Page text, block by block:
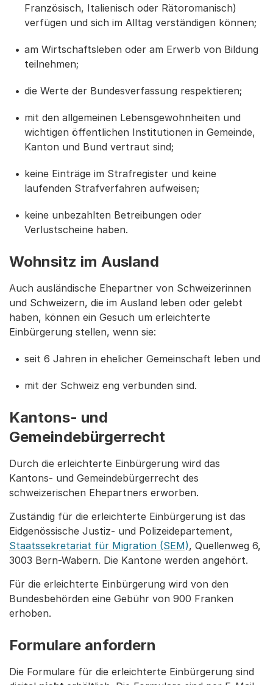
Französisch, Italienisch oder Rätoromanisch)
verfügen und sich im Alltag verständigen können;
am Wirtschaftsleben oder am Erwerb von Bildung
teilnehmen;
die Werte der Bundesverfassung respektieren;
mit den allgemeinen Lebensgewohnheiten und
wichtigen öffentlichen Institutionen in Gemeinde,
Kanton und Bund vertraut sind;
keine Einträge im Strafregister und keine
laufenden Strafverfahren aufweisen;
keine unbezahlten Betreibungen oder
Verlustscheine haben.
Wohnsitz im Ausland
Auch ausländische Ehepartner von Schweizerinnen
und Schweizern, die im Ausland leben oder gelebt
haben, können ein Gesuch um erleichterte
Einbürgerung stellen, wenn sie:
seit 6 Jahren in ehelicher Gemeinschaft leben und
mit der Schweiz eng verbunden sind.
Kantons- und
Gemeindebürgerrecht
Durch die erleichterte Einbürgerung wird das
Kantons- und Gemeindebürgerrecht des
schweizerischen Ehepartners erworben.
Zuständig für die erleichterte Einbürgerung ist das
Eidgenössische Justiz- und Polizeidepartement,
Staatssekretariat für Migration (SEM), Quellenweg 6,
3003 Bern-Wabern. Die Kantone werden angehört.
Für die erleichterte Einbürgerung wird von den
Bundesbehörden eine Gebühr von 900 Franken
erhoben.
Formulare anfordern
Die Formulare für die erleichterte Einbürgerung sind